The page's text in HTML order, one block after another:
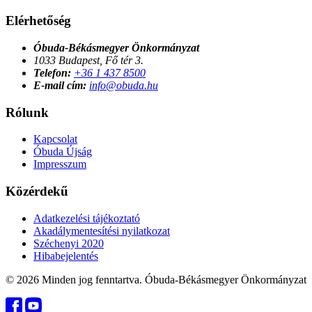
Elérhetőség
Óbuda-Békásmegyer Önkormányzat
1033 Budapest, Fő tér 3.
Telefon: +36 1 437 8500
E-mail cím: info@obuda.hu
Rólunk
Kapcsolat
Óbuda Újság
Impresszum
Közérdekű
Adatkezelési tájékoztató
Akadálymentesítési nyilatkozat
Széchenyi 2020
Hibabejelentés
© 2026 Minden jog fenntartva. Óbuda-Békásmegyer Önkormányzat